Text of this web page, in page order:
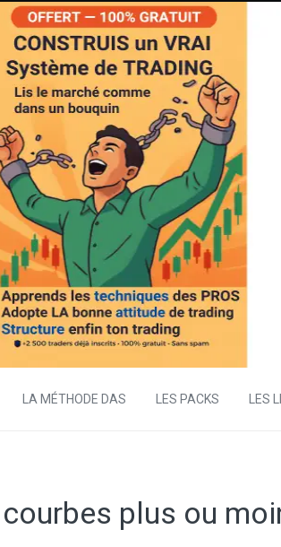
LA MÉTHODE DAS LES PACKS LES
plus ou